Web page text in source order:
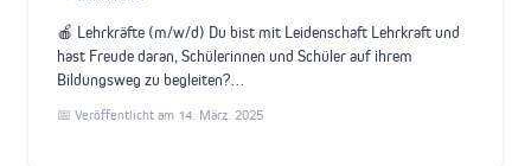
🍎 Lehrkräfte (m/w/d) Du bist mit Leidenschaft Lehrkraft und
hast Freude daran, Schülerinnen und Schüler auf ihrem
Bildungsweg zu begleiten?…
📅 Veröffentlicht am 14. März. 2025